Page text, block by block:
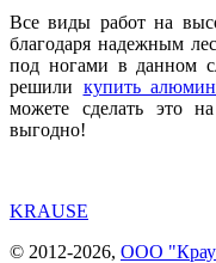
Все виды работ на
благодаря надежным
под ногами в данном
решили купить
можете сделать это
выгодно!
KRAUSE
© 2012-2026, ООО